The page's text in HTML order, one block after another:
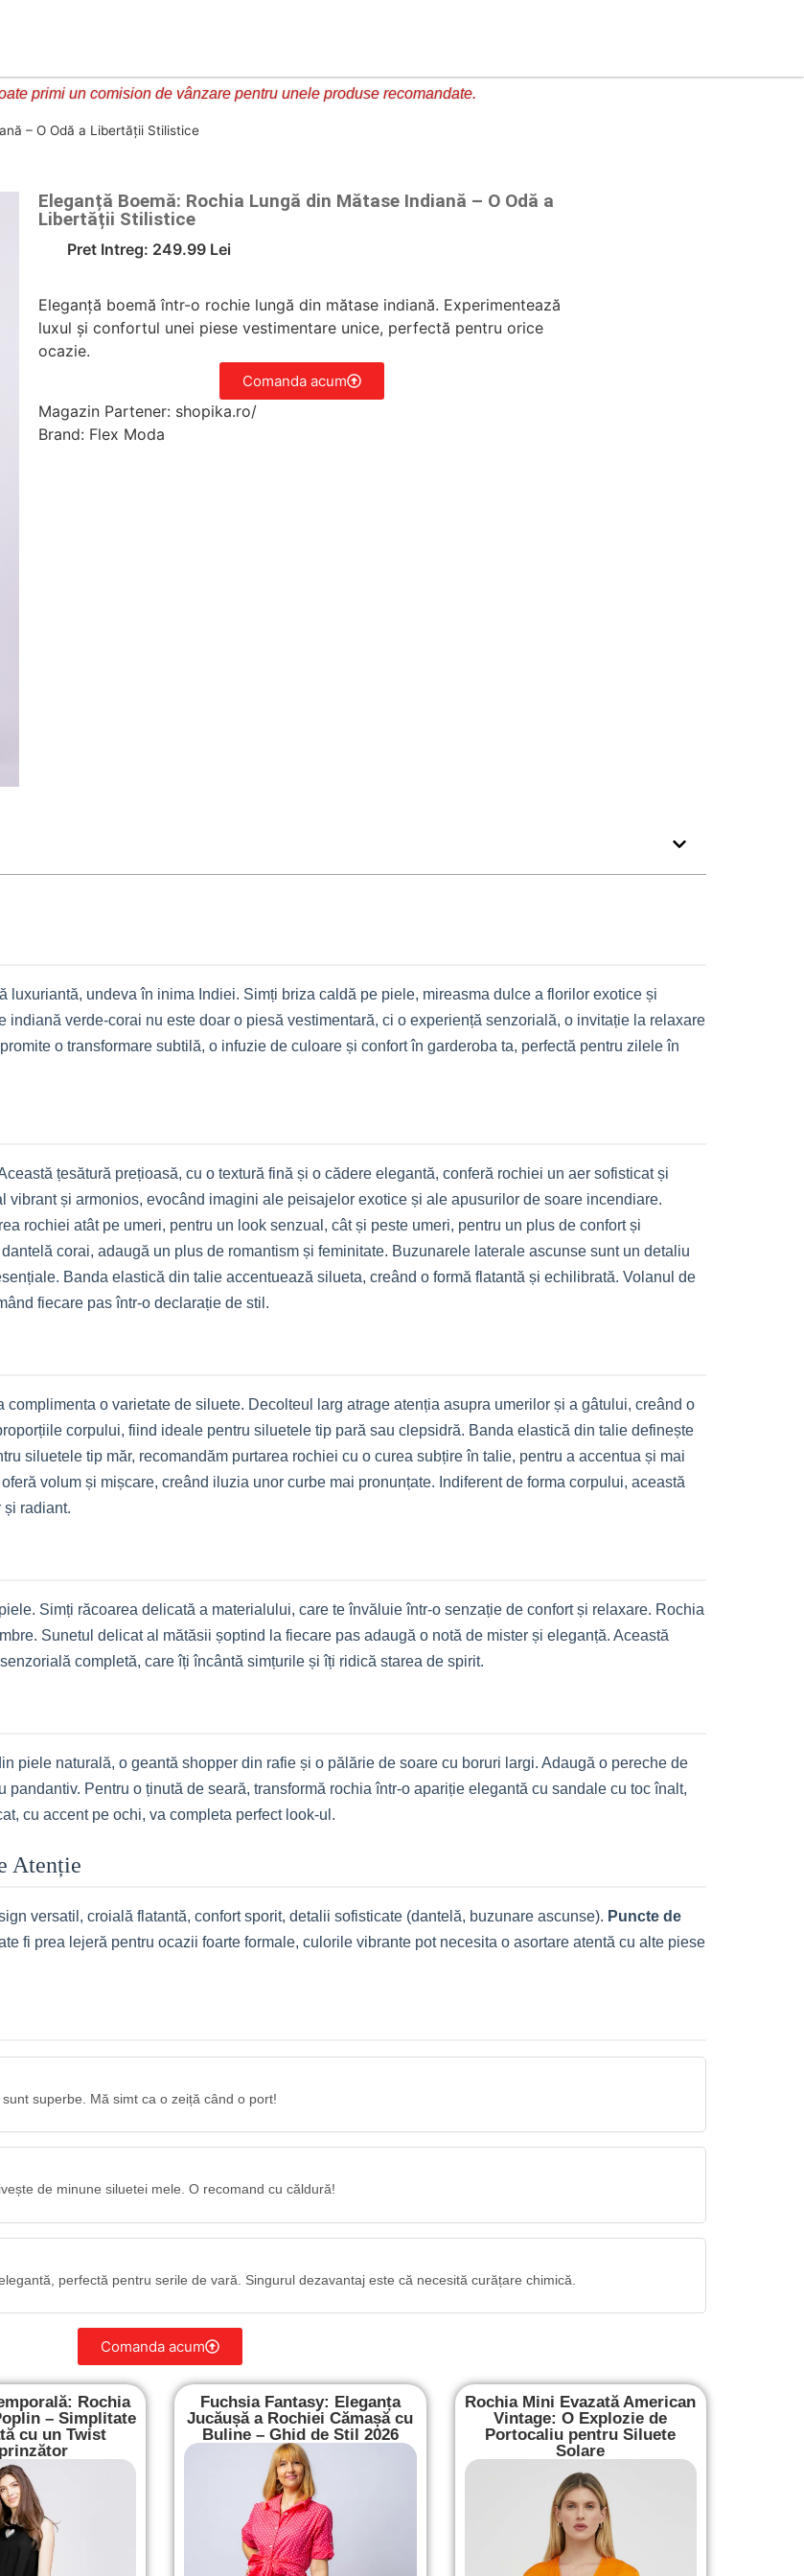
primi un comision de vânzare pentru unele produse recomandate.
– O Odă a Libertății Stilistice
Eleganță Boemă: Rochia Lungă din Mătase Indiană – O Odă a
Libertății Stilistice
Pret Intreg: 249.99 Lei
Eleganță boemă într-o rochie lungă din mătase indiană. Experimentează
luxul și confortul unei piese vestimentare unice, perfectă pentru orice
ocazie.
Comanda acum
Magazin Partener: shopika.ro/
Brand: Flex Moda
luxuriantă, undeva în inima Indiei. Simți briza caldă pe piele, mireasma dulce a florilor exotice și
verde-corai nu este doar o piesă vestimentară, ci o experiență senzorială, o invitație la relaxare
o transformare subtilă, o infuzie de culoare și confort în garderoba ta, perfectă pentru zilele în
țesătură prețioasă, cu o textură fină și o cădere elegantă, conferă rochiei un aer sofisticat și
vibrant și armonios, evocând imagini ale peisajelor exotice și ale apusurilor de soare incendiare.
rochiei atât pe umeri, pentru un look senzual, cât și peste umeri, pentru un plus de confort și
corai, adaugă un plus de romantism și feminitate. Buzunarele laterale ascunse sunt un detaliu
Banda elastică din talie accentuează silueta, creând o formă flatantă și echilibrată. Volanul de
fiecare pas într-o declarație de stil.
o varietate de siluete. Decolteul larg atrage atenția asupra umerilor și a gâtului, creând o
corpului, fiind ideale pentru siluetele tip pară sau clepsidră. Banda elastică din talie definește
siluetele tip măr, recomandăm purtarea rochiei cu o curea subțire în talie, pentru a accentua și mai
volum și mișcare, creând iluzia unor curbe mai pronunțate. Indiferent de forma corpului, această
și radiant.
Simți răcoarea delicată a materialului, care te învăluie într-o senzație de confort și relaxare. Rochia
Sunetul delicat al mătăsii șoptind la fiecare pas adaugă o notă de mister și eleganță. Această
completă, care îți încântă simțurile și îți ridică starea de spirit.
piele naturală, o geantă shopper din rafie și o pălărie de soare cu boruri largi. Adaugă o pereche de
Pentru o ținută de seară, transformă rochia într-o apariție elegantă cu sandale cu toc înalt,
cu accent pe ochi, va completa perfect look-ul.
Atenție
versatil, croială flatantă, confort sporit, detalii sofisticate (dantelă, buzunare ascunse). Puncte de
fi prea lejeră pentru ocazii foarte formale, culorile vibrante pot necesita o asortare atentă cu alte piese
superbe. Mă simt ca o zeiță când o port!
de minune siluetei mele. O recomand cu căldură!
perfectă pentru serile de vară. Singurul dezavantaj este că necesită curățare chimică.
Comanda acum
Rochia
– Simplitate
cu un Twist
Fuchsia Fantasy: Eleganța
Jucăușă a Rochiei Cămașă cu
Buline – Ghid de Stil 2026
Rochia Mini Evazată American
Vintage: O Explozie de
Portocaliu pentru Siluete
Solare